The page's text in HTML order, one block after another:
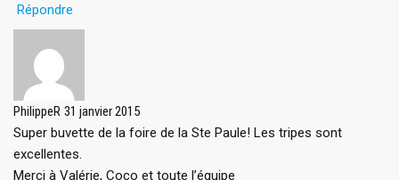
Répondre
PhilippeR 31 janvier 2015
Super buvette de la foire de la Ste Paule! Les tripes sont
excellentes.
Merci à Valérie, Coco et toute l’équipe